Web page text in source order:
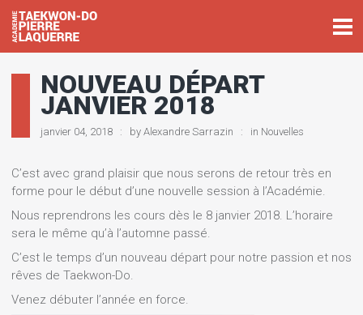
NOUVEAU DÉPART
JANVIER 2018
janvier 04, 2018 by Alexandre Sarrazin in Nouvelles
C’est avec grand plaisir que nous serons de retour très en
forme pour le début d’une nouvelle session à l’Académie.
Nous reprendrons les cours dès le 8 janvier 2018. L’horaire
sera le même qu’à l’automne passé.
C’est le temps d’un nouveau départ pour notre passion et nos
rêves de Taekwon-Do.
Venez débuter l’année en force.